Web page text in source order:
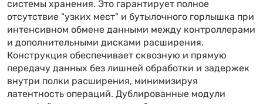
системы хранения. Это гарантирует полное
отсутствие "узких мест" и бутылочного горлышка при
интенсивном обмене данными между контроллерами
и дополнительными дисками расширения.
Конструкция обеспечивает сквозную и прямую
передачу данных без лишней обработки и задержек
внутри полки расширения, минимизируя
латентность операций. Дублированные модули